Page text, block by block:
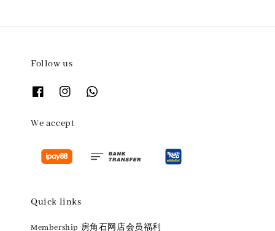
Follow us
We accept
Quick links
Membership 房角石网店会员福利